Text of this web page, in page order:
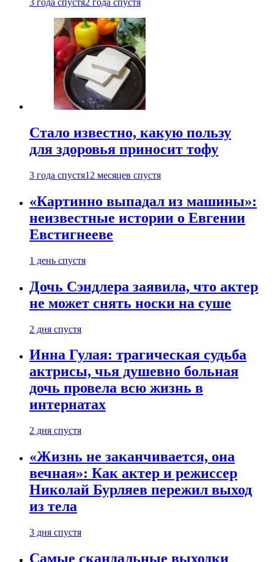
3 года спустя2 года спустя
Стало известно, какую пользу
для здоровья приносит тофу
3 года спустя12 месяцев спустя
«Картинно выпадал из машины»:
неизвестные истории о Евгении
Евстигнееве
1 день спустя
Дочь Сэндлера заявила, что актер
не может снять носки на суше
2 дня спустя
Инна Гулая: трагическая судьба
актрисы, чья душевно больная
дочь провела всю жизнь в
интернатах
2 дня спустя
«Жизнь не заканчивается, она
вечная»: Как актер и режиссер
Николай Бурляев пережил выход
из тела
3 дня спустя
Самые скандальные выходки